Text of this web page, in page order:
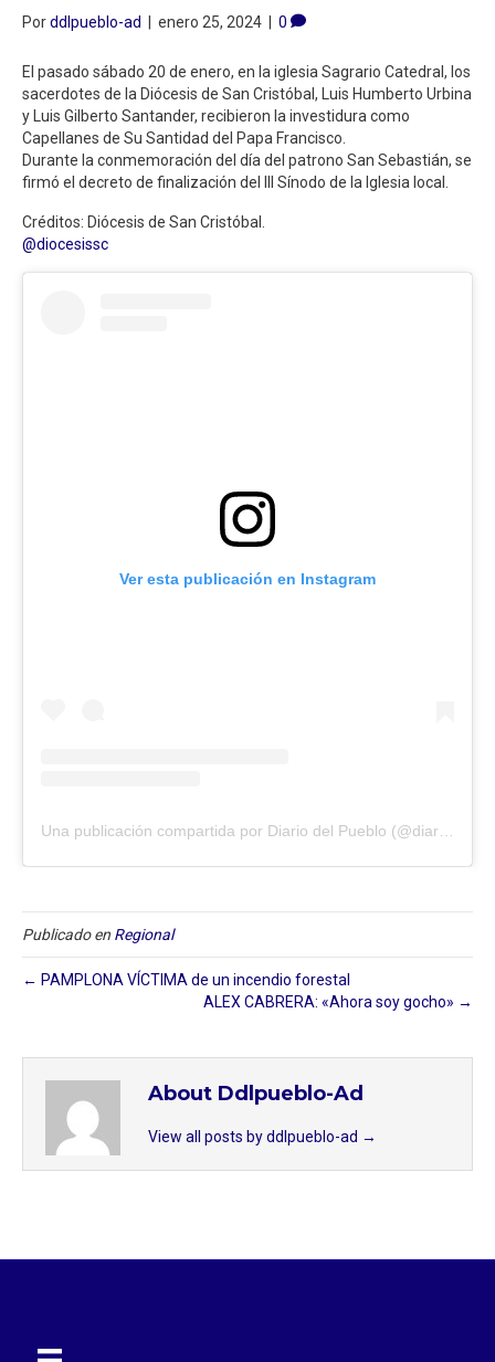
Porddlpueblo-ad | enero 25, 2024 | 0
El pasado sábado 20 de enero, en la iglesia Sagrario Catedral, los
sacerdotes de la Diócesis de San Cristóbal, Luis Humberto Urbina
y Luis Gilberto Santander, recibieron la investidura como
Capellanes de Su Santidad del Papa Francisco.
Durante la conmemoración del día del patrono San Sebastián, se
firmó el decreto de finalización del III Sínodo de la Iglesia local.
Créditos: Diócesis de San Cristóbal.
@diocesissc
Ver esta publicación en Instagram
Publicado en Regional
← PAMPLONA VÍCTIMA de un incendio forestal
ALEX CABRERA: «Ahora soy gocho» →
About Ddlpueblo-Ad
View all posts by ddlpueblo-ad →